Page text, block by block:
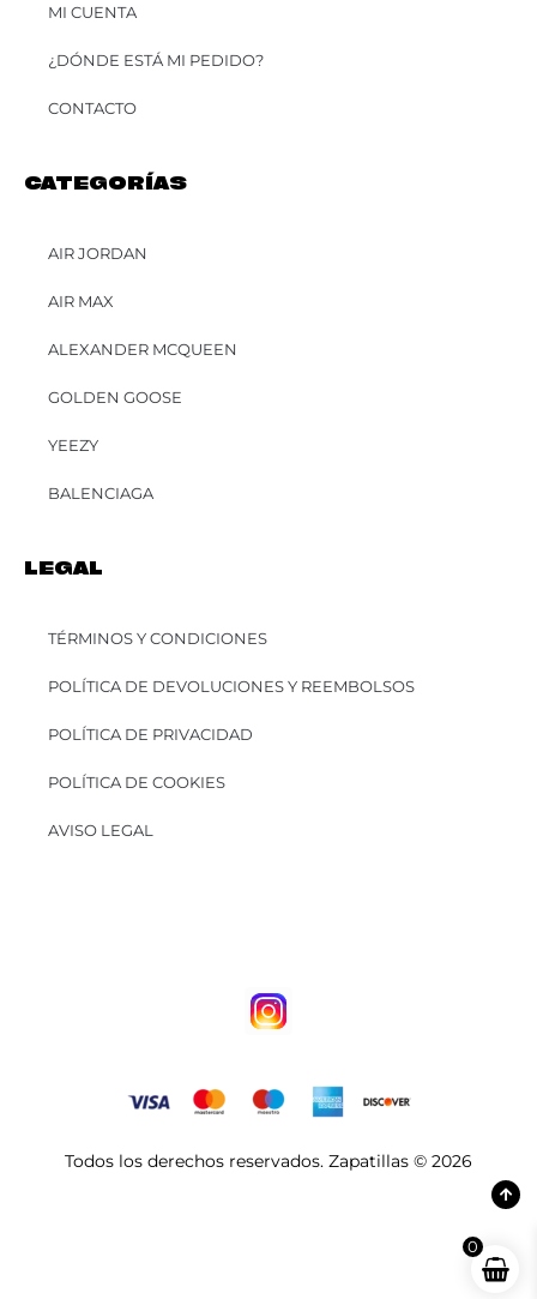
MI CUENTA
¿DÓNDE ESTÁ MI PEDIDO?
CONTACTO
CATEGORÍAS
AIR JORDAN
AIR MAX
ALEXANDER MCQUEEN
GOLDEN GOOSE
YEEZY
BALENCIAGA
LEGAL
TÉRMINOS Y CONDICIONES
POLÍTICA DE DEVOLUCIONES Y REEMBOLSOS
POLÍTICA DE PRIVACIDAD
POLÍTICA DE COOKIES
AVISO LEGAL
Todos los derechos reservados. Zapatillas © 2026
0